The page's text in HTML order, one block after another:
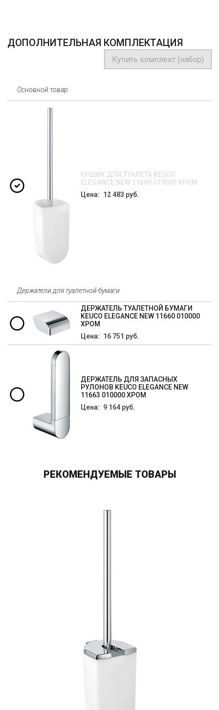
ДОПОЛНИТЕЛЬНАЯ КОМПЛЕКТАЦИЯ
Купить комплект (набор)
Основной товар
ЕРШИК ДЛЯ ТУАЛЕТА KEUCO
ELEGANCE NEW 11669 019000 ХРОМ
Цена: 12 483 руб.
Держатели для туалетной бумаги
ДЕРЖАТЕЛЬ ТУАЛЕТНОЙ БУМАГИ
KEUCO ELEGANCE NEW 11660 010000
ХРОМ
Цена: 16 751 руб.
ДЕРЖАТЕЛЬ ДЛЯ ЗАПАСНЫХ
РУЛОНОВ KEUCO ELEGANCE NEW
11663 010000 ХРОМ
Цена: 9 164 руб.
РЕКОМЕНДУЕМЫЕ ТОВАРЫ